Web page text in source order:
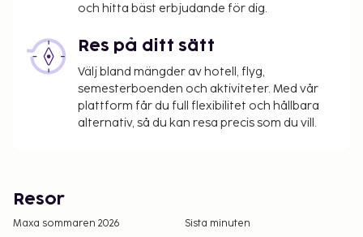
och hitta bäst erbjudande för dig.
Res på ditt sätt
Välj bland mängder av hotell, flyg,
semesterboenden och aktiviteter. Med vår
plattform får du full flexibilitet och hållbara
alternativ, så du kan resa precis som du vill.
Resor
Maxa sommaren 2026
Sista minuten